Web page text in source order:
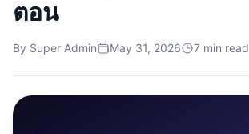
Help
ตอน
By Super Admin May 31, 2026 7 min read